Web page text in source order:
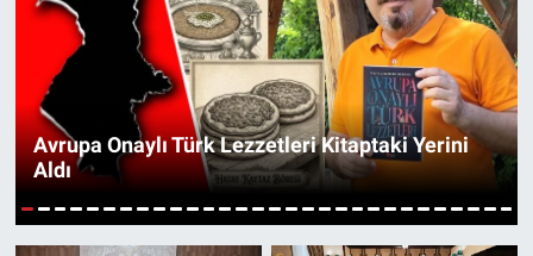
Avrupa Onaylı Türk Lezzetleri Kitaptaki Yerini
Aldı
1